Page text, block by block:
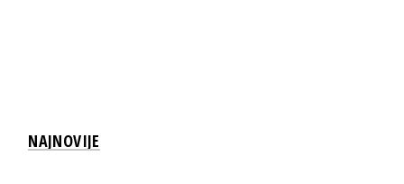
NAJNOVIJE